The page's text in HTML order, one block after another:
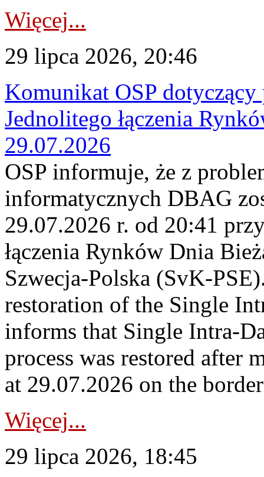
Więcej...
29 lipca 2026, 20:46
Komunikat OSP
Jednolitego łączenia
29.07.2026
OSP informuje, że z
informatycznych DBAG
29.07.2026 r. od 20:41
łączenia Rynków Dnia
Szwecja-Polska (SvK-
restoration of the Single
informs that Single Intra-
process was restored after
at 29.07.2026 on the
Więcej...
29 lipca 2026, 18:45